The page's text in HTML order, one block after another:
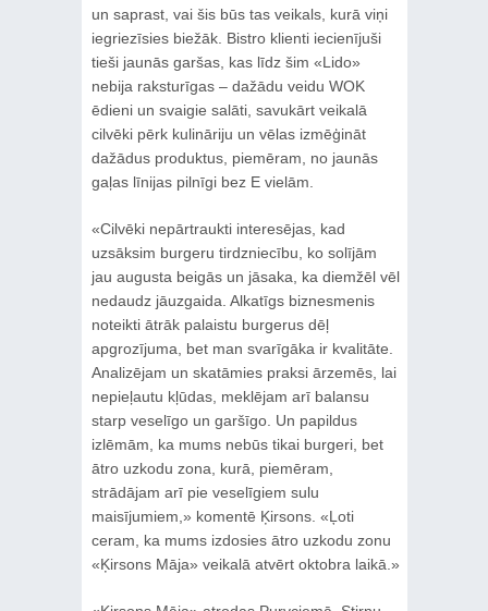
un saprast, vai šis būs tas veikals, kurā viņi
iegriezīsies biežāk. Bistro klienti iecienījuši
tieši jaunās garšas, kas līdz šim «Lido»
nebija raksturīgas – dažādu veidu WOK
ēdieni un svaigie salāti, savukārt veikalā
cilvēki pērk kulināriju un vēlas izmēģināt
dažādus produktus, piemēram, no jaunās
gaļas līnijas pilnīgi bez E vielām.
«Cilvēki nepārtraukti interesējas, kad
uzsāksim burgeru tirdzniecību, ko solījām
jau augusta beigās un jāsaka, ka diemžēl vēl
nedaudz jāuzgaida. Alkatīgs biznesmenis
noteikti ātrāk palaistu burgerus dēļ
apgrozījuma, bet man svarīgāka ir kvalitāte.
Analizējam un skatāmies praksi ārzemēs, lai
nepieļautu kļūdas, meklējam arī balansu
starp veselīgo un garšīgo. Un papildus
izlēmām, ka mums nebūs tikai burgeri, bet
ātro uzkodu zona, kurā, piemēram,
strādājam arī pie veselīgiem sulu
maisījumiem,» komentē Ķirsons. «Ļoti
ceram, ka mums izdosies ātro uzkodu zonu
«Ķirsons Māja» veikalā atvērt oktobra laikā.»